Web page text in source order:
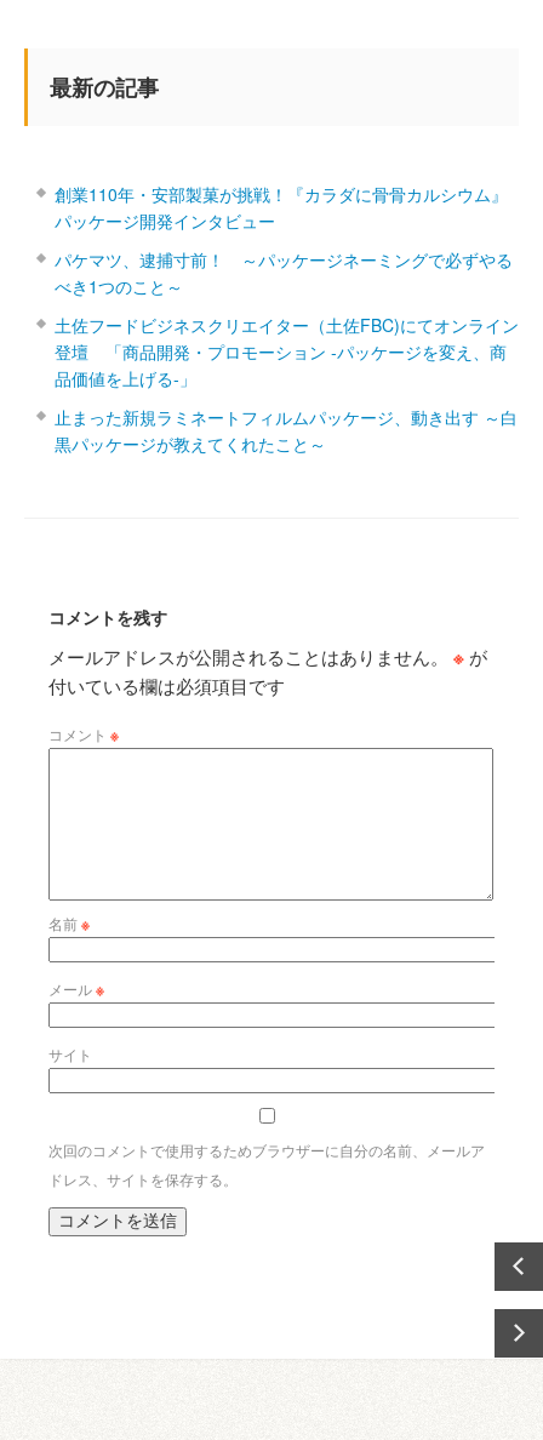
最新の記事
創業110年・安部製菓が挑戦！『カラダに骨骨カルシウム』
パッケージ開発インタビュー
パケマツ、逮捕寸前！ ～パッケージネーミングで必ずやる
べき1つのこと～
土佐フードビジネスクリエイター（土佐FBC)にてオンライン
登壇 「商品開発・プロモーション ‐パッケージを変え、商
品価値を上げる‐」
止まった新規ラミネートフィルムパッケージ、動き出す ～白
黒パッケージが教えてくれたこと～
コメントを残す
メールアドレスが公開されることはありません。 ※ が
付いている欄は必須項目です
コメント ※
名前※
メール※
サイト
次回のコメントで使用するためブラウザーに自分の名前、メールア
ドレス、サイトを保存する。